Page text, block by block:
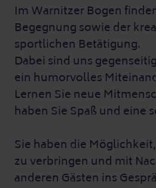
Im Warnitzer Bogen
Begegnung sowie der
sportlichen Betätigung.
Dabei sind uns
ein humorvolles
Lernen Sie neue
haben Sie Spaß und eine
Sie haben die
zu verbringen und mit
anderen Gästen ins